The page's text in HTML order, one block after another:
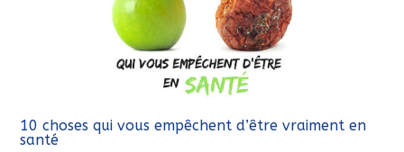
10 choses qui vous empêchent d’être vraiment en
santé